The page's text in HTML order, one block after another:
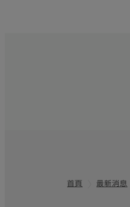
首頁 最新消息